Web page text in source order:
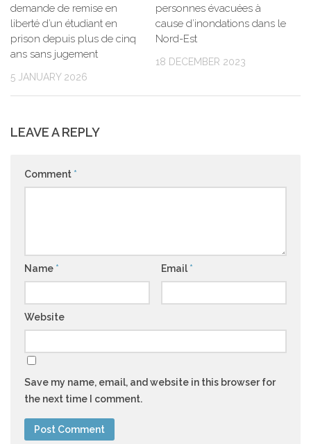
demande de remise en
liberté d’un étudiant en
prison depuis plus de cinq
ans sans jugement
5 JANUARY 2026
personnes évacuées à
cause d’inondations dans le
Nord-Est
18 DECEMBER 2023
LEAVE A REPLY
Comment *
Name * Email *
Website
Save my name, email, and website in this browser for
the next time I comment.